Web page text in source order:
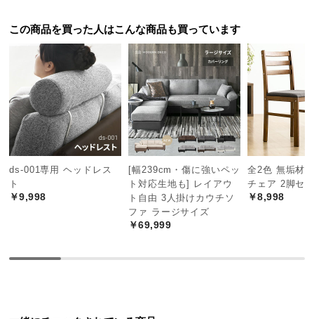
配
つ
い
て
小
型
商
の
大川家具とは
日本一の生産高を誇る家具ブラン
ド。400年以上の歴史があり、世界
的にも高い評価を得ています。
この商品を買った人はこんな商品も買っています
ds-001専用 ヘッドレス
ト
￥9,998
[幅239cm・傷に強いペッ
ト対応生地も] レイアウ
ト自由 3人掛けカウチソ
ファ ラージサイズ
￥69,999
全2色 無垢材
チェア 2脚セ
￥8,998